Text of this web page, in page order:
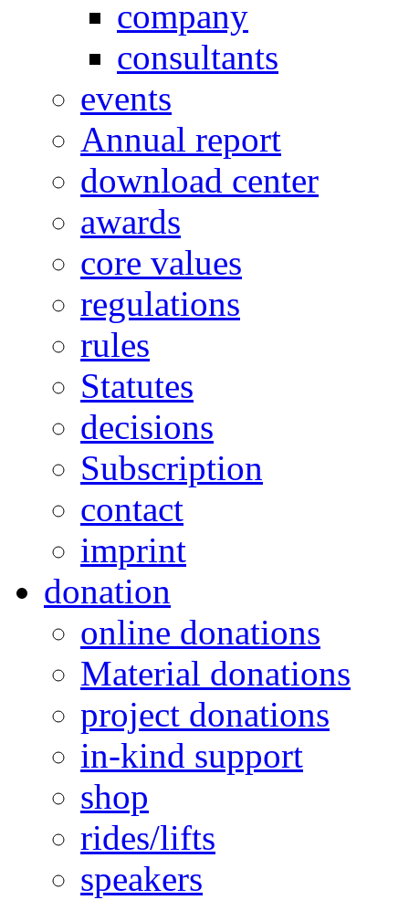
company
consultants
events
Annual report
download center
awards
core values
regulations
rules
Statutes
decisions
Subscription
contact
imprint
donation
online donations
Material donations
project donations
in-kind support
shop
rides/lifts
speakers